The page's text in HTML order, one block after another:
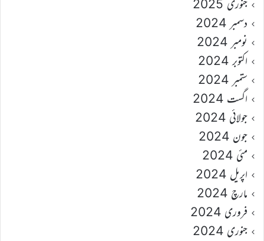
جنوری 2025
دسمبر 2024
نومبر 2024
اکتوبر 2024
ستمبر 2024
اگست 2024
جولائی 2024
جون 2024
مئی 2024
اپریل 2024
مارچ 2024
فروری 2024
جنوری 2024